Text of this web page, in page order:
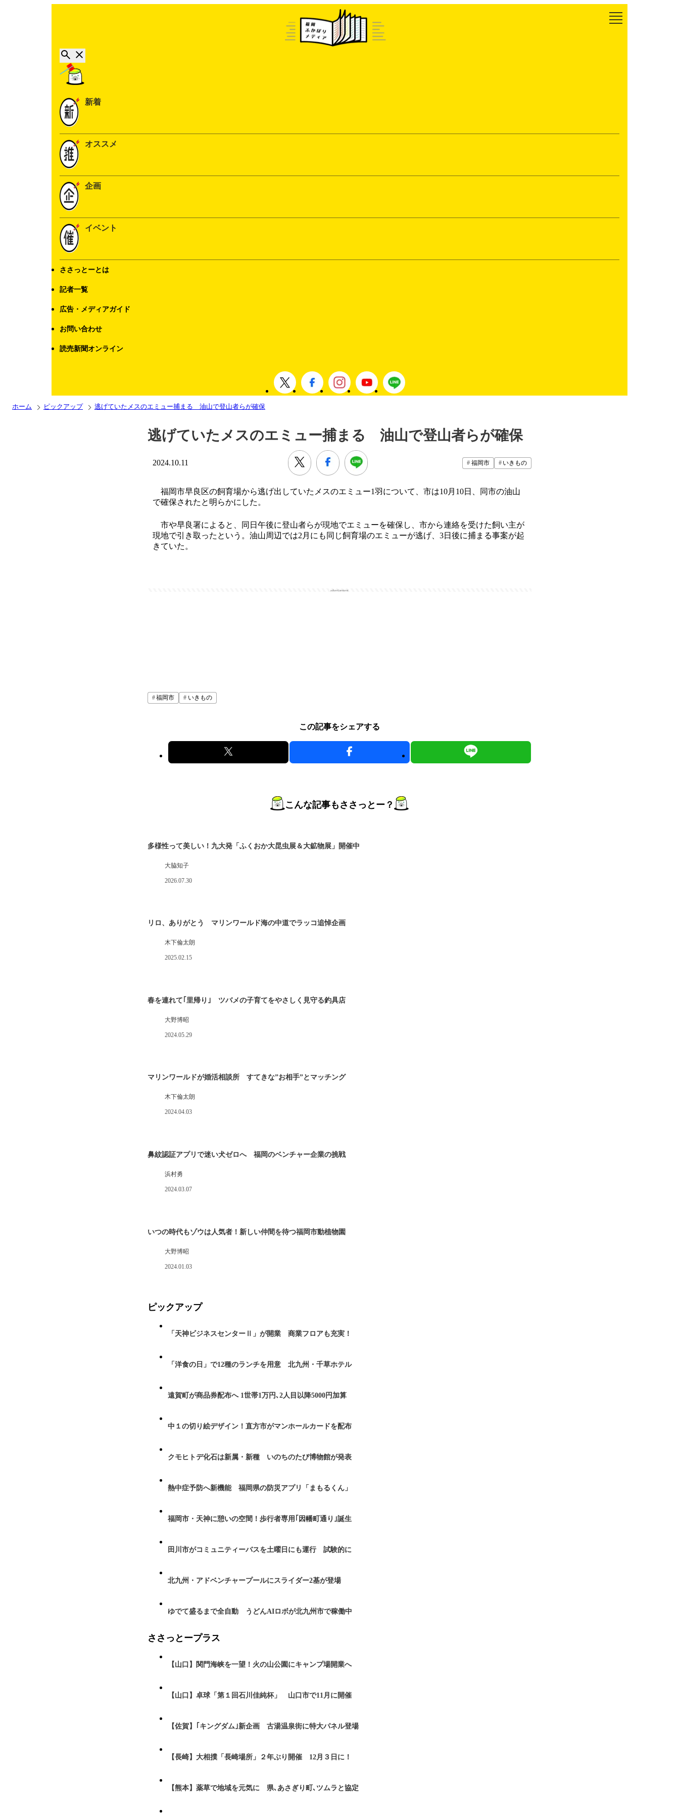
新着
オススメ
企画
イベント
ささっとーとは
記者一覧
広告・メディアガイド
お問い合わせ
読売新聞オンライン
ホーム ピックアップ 逃げていたメスのエミュー捕まる 油山で登山者らが確保
逃げていたメスのエミュー捕まる 油山で登山者らが確保
2024.10.11 福岡市 いきもの
福岡市早良区の飼育場から逃げ出していたメスのエミュー1羽について、市は10月10日、同市の油山
で確保されたと明らかにした。
市や早良署によると、同日午後に登山者らが現地でエミューを確保し、市から連絡を受けた飼い主が
現地で引き取ったという。油山周辺では2月にも同じ飼育場のエミューが逃げ、3日後に捕まる事案が起
きていた。
advertisement
福岡市 いきもの
この記事をシェアする
こんな記事もささっとー？
多様性って美しい！九大発「ふくおか大昆虫展＆大鉱物展」開催中
大脇知子
2026.07.30
リロ、ありがとう マリンワールド海の中道でラッコ追悼企画
木下倫太朗
2025.02.15
春を連れて｢里帰り｣ ツバメの子育てをやさしく見守る釣具店
大野博昭
2024.05.29
マリンワールドが婚活相談所 すてきな”お相手”とマッチング
木下倫太朗
2024.04.03
鼻紋認証アプリで迷い犬ゼロへ 福岡のベンチャー企業の挑戦
浜村勇
2024.03.07
いつの時代もゾウは人気者！新しい仲間を待つ福岡市動植物園
大野博昭
2024.01.03
ピックアップ
「天神ビジネスセンターⅡ」が開業 商業フロアも充実！
「洋食の日」で12種のランチを用意 北九州・千草ホテル
遠賀町が商品券配布へ 1世帯1万円､2人目以降5000円加算
中１の切り絵デザイン！直方市がマンホールカードを配布
クモヒトデ化石は新属・新種 いのちのたび博物館が発表
熱中症予防へ新機能 福岡県の防災アプリ「まもるくん」
福岡市・天神に憩いの空間！歩行者専用｢因幡町通り｣誕生
田川市がコミュニティーバスを土曜日にも運行 試験的に
北九州・アドベンチャープールにスライダー2基が登場
ゆでて盛るまで全自動 うどんAIロボが北九州市で稼働中
ささっとープラス
【山口】関門海峡を一望！火の山公園にキャンプ場開業へ
【山口】卓球「第１回石川佳純杯」 山口市で11月に開催
【佐賀】｢キングダム｣新企画 古湯温泉街に特大パネル登場
【長崎】大相撲「長崎場所」２年ぶり開催 12月３日に！
【熊本】薬草で地域を元気に 県､あさぎり町､ツムラと協定